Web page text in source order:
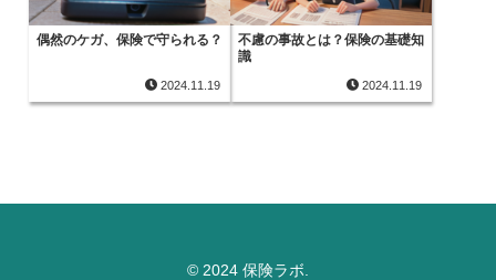
偶然のケガ、保険で守られる？
2024.11.19
不慮の事故とは？保険の基礎知
識
2024.11.19
© 2024 保険ラボ.